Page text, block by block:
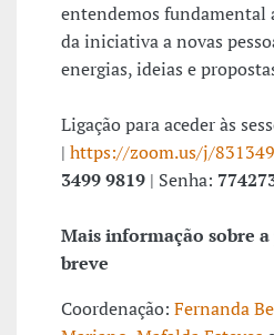
entendemos fundamental
da iniciativa a novas
energias, ideias e
Ligação para aceder às
| https://zoom.us/j/
3499 9819 | Senha:
Mais informação sobre
breve
Coordenação: Fernanda